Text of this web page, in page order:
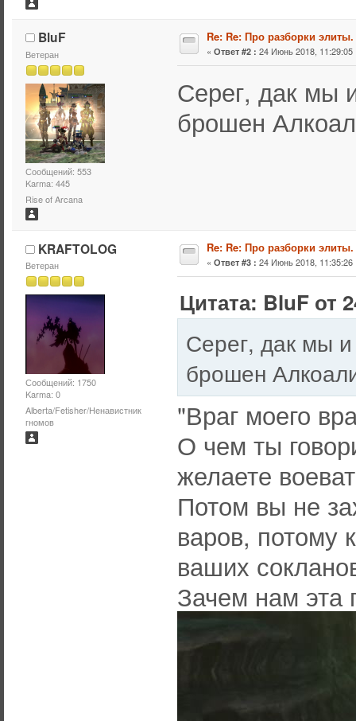
BluF
Ветеран
Сообщений: 553
Karma: 445
Rise of Arcana
Re: Re: Про разборки
« Ответ #2 : 24 Июнь 2018, 11:29:05
Серег, дак мы
брошен
KRAFTOLOG
Ветеран
Сообщений: 1750
Karma: 0
Alberta/Fetisher/Ненавистник
гномов
Re: Re: Про разборки
« Ответ #3 : 24 Июнь 2018, 11:35:26
Цитата: BluF от
Серег, дак мы
брошен
"Враг моего
О чем ты
желаете
Потом вы не
варов, потому
ваших
Зачем нам эта